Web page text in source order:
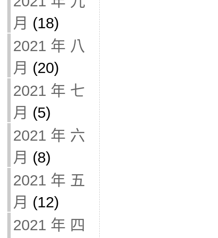
月 (18)
2021 年 八
月 (20)
2021 年 七
月 (5)
2021 年 六
月 (8)
2021 年 五
月 (12)
2021 年 四